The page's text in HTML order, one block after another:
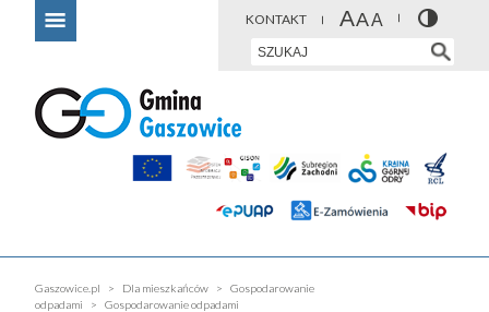
KONTAKT
Gaszowice.pl Dla mieszkańców
Gospodarowanie
odpadami
Gospodarowanie odpadami